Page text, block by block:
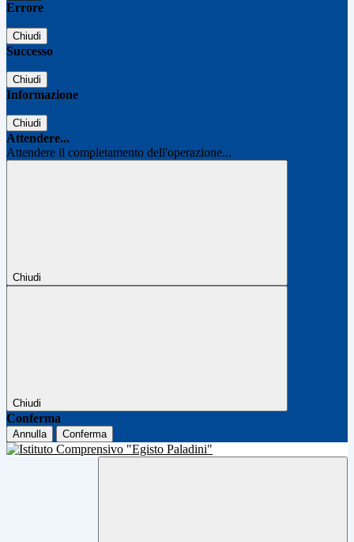
Errore
Chiudi
Successo
Chiudi
Informazione
Chiudi
Attendere...
Attendere il completamento dell'operazione...
Chiudi
Chiudi
Conferma
Annulla Conferma